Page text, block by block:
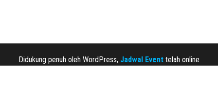
Didukung penuh oleh WordPress, Jadwal Event telah online